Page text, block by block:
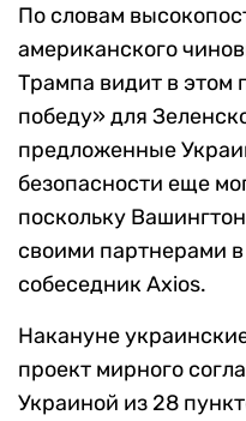
По словам
американского
Трампа видит в этом
победу» для
предложенные
безопасности еще
поскольку
своими партнерами
собеседник Axios.
Накануне
проект мирного
Украиной из 28